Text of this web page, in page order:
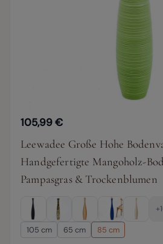
105,99 €
Leewadee Große Hohe
Handgefertigte Mangoholz-
Pampasgras & Trockenblumen
105 cm 65 cm 85 cm